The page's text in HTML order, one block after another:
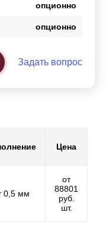
опционно
опционно
Задать вопрос
Цена
0,5 мм
от
88801
руб.
шт.